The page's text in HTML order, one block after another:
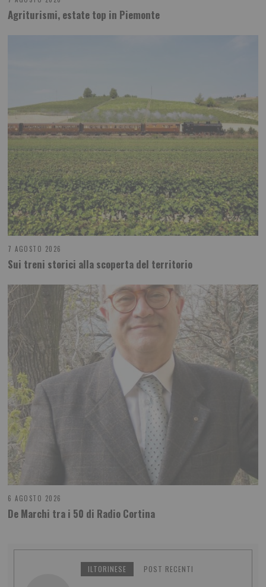
Agriturismi, estate top in Piemonte
7 AGOSTO 2026
Sui treni storici alla scoperta del territorio
6 AGOSTO 2026
De Marchi tra i 50 di Radio Cortina
ILTORINESE POST RECENTI